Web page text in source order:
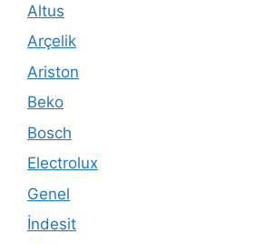
Altus
Arçelik
Ariston
Beko
Bosch
Electrolux
Genel
İndesit